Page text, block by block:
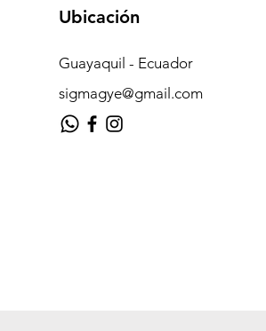
Ubicación
Guayaquil - Ecuador
sigmagye@gmail.com